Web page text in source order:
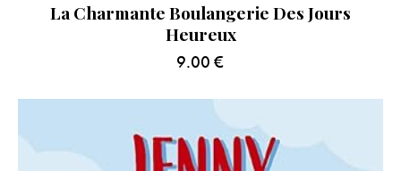
La Charmante Boulangerie Des Jours
Heureux
9.00 €